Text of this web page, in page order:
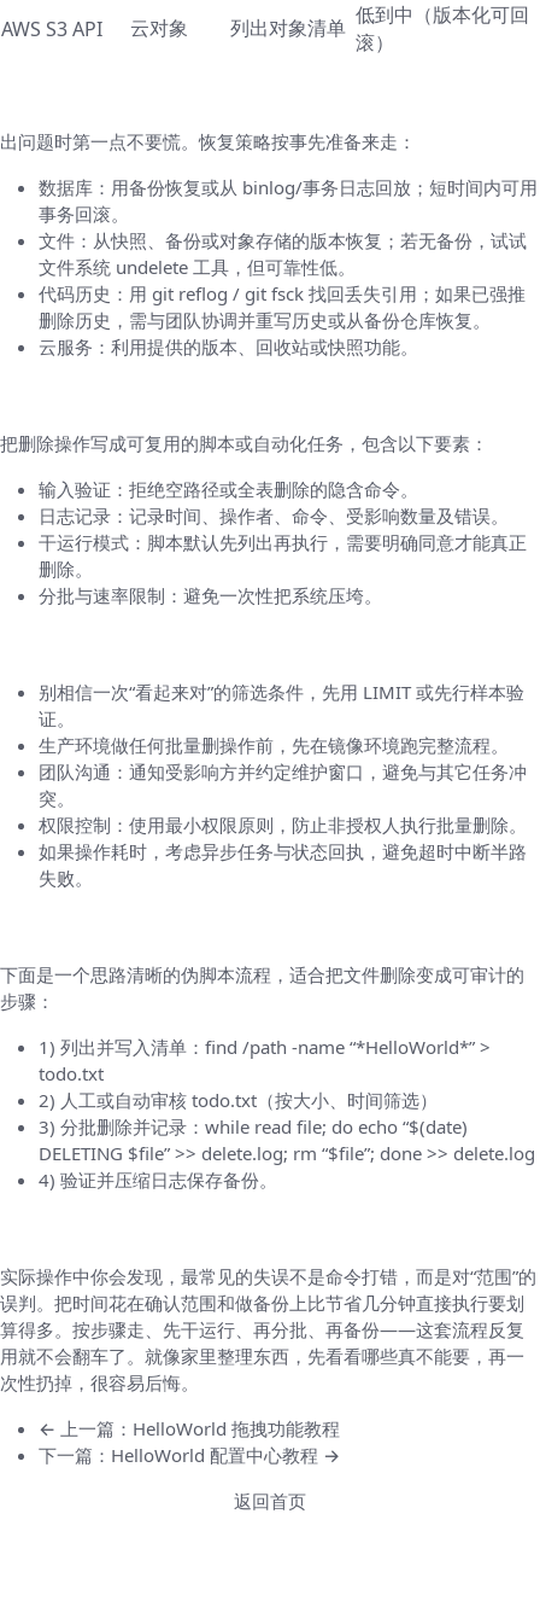
AWS S3 API
云对象 列出对象清单 低到中（版本化可回
滚）
出问题时第一点不要慌。恢复策略按事先准备来走：
数据库：用备份恢复或从 binlog/事务日志回放；短时间内可用
事务回滚。
文件：从快照、备份或对象存储的版本恢复；若无备份，试试
文件系统 undelete 工具，但可靠性低。
代码历史：用 git reflog / git fsck 找回丢失引用；如果已强推
删除历史，需与团队协调并重写历史或从备份仓库恢复。
云服务：利用提供的版本、回收站或快照功能。
把删除操作写成可复用的脚本或自动化任务，包含以下要素：
输入验证：拒绝空路径或全表删除的隐含命令。
日志记录：记录时间、操作者、命令、受影响数量及错误。
干运行模式：脚本默认先列出再执行，需要明确同意才能真正
删除。
分批与速率限制：避免一次性把系统压垮。
别相信一次“看起来对”的筛选条件，先用 LIMIT 或先行样本验
证。
生产环境做任何批量删操作前，先在镜像环境跑完整流程。
团队沟通：通知受影响方并约定维护窗口，避免与其它任务冲
突。
权限控制：使用最小权限原则，防止非授权人执行批量删除。
如果操作耗时，考虑异步任务与状态回执，避免超时中断半路
失败。
下面是一个思路清晰的伪脚本流程，适合把文件删除变成可审计的
步骤：
1) 列出并写入清单：find /path -name “*HelloWorld*” >
todo.txt
2) 人工或自动审核 todo.txt（按大小、时间筛选）
3) 分批删除并记录：while read file; do echo “$(date)
DELETING $file” >> delete.log; rm “$file”; done >> delete.log
4) 验证并压缩日志保存备份。
实际操作中你会发现，最常见的失误不是命令打错，而是对“范围”的
误判。把时间花在确认范围和做备份上比节省几分钟直接执行要划
算得多。按步骤走、先干运行、再分批、再备份——这套流程反复
用就不会翻车了。就像家里整理东西，先看看哪些真不能要，再一
次性扔掉，很容易后悔。
← 上一篇：HelloWorld 拖拽功能教程
下一篇：HelloWorld 配置中心教程 →
返回首页